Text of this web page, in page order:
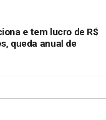
e tem lucro de R$
queda anual de